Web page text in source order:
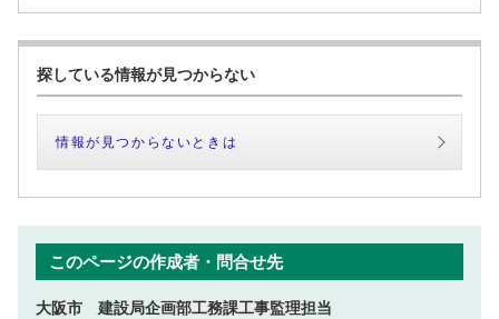
探している情報が見つからない
情報が見つからないときは
このページの作成者・問合せ先
大阪市 建設局企画部工務課工事監理担当